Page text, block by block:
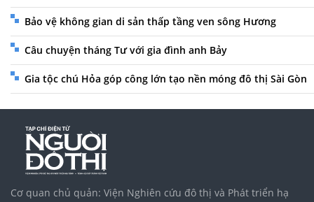
Bảo vệ không gian di sản thấp tầng ven sông Hương
Câu chuyện tháng Tư với gia đình anh Bảy
Gia tộc chú Hỏa góp công lớn tạo nền móng đô thị Sài Gòn
Cơ quan chủ quản: Viện Nghiên cứu đô thị và Phát triển hạ